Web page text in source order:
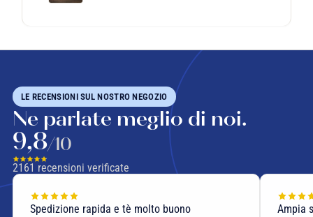
LE RECENSIONI SUL NOSTRO NEGOZIO
Ne parlate meglio di noi.
9,8/10
2161 recensioni verificate
Spedizione rapida e tè molto buono Ampia